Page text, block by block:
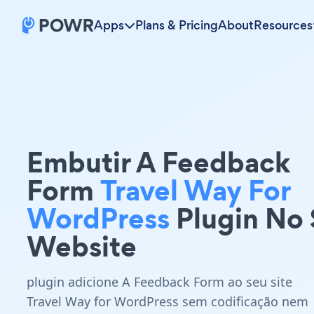
Apps Plans & PricingAboutResources
Embutir A Feedback
FormTravel Way For
WordPress Plugin No
Website
plugin adicione A Feedback Form ao seu site
Travel Way for WordPress sem codificação nem